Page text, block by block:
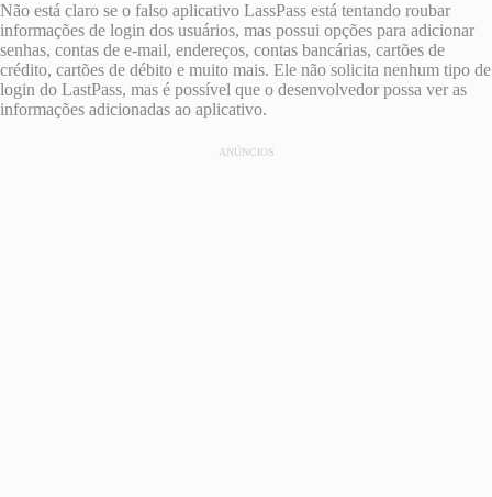
Não está claro se o falso aplicativo LassPass está tentando roubar
informações de login dos usuários, mas possui opções para adicionar
senhas, contas de e-mail, endereços, contas bancárias, cartões de
crédito, cartões de débito e muito mais. Ele não solicita nenhum tipo de
login do LastPass, mas é possível que o desenvolvedor possa ver as
informações adicionadas ao aplicativo.
ANÚNCIOS